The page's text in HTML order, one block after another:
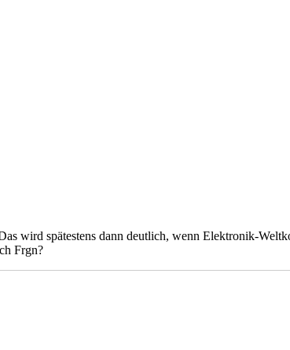
wird spätestens dann deutlich, wenn Elektronik-
Frgn?